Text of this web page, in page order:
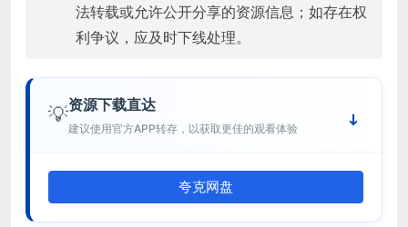
法转载或允许公开分享的资源信息；如存在权
利争议，应及时下线处理。
💡资源下载直达
建议使用官方APP转存，以获取更佳的观看体验
夸克网盘